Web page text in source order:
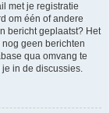
met je registratie
om één of andere
bericht geplaatst? Het
geen berichten
qua omvang te
in de discussies.